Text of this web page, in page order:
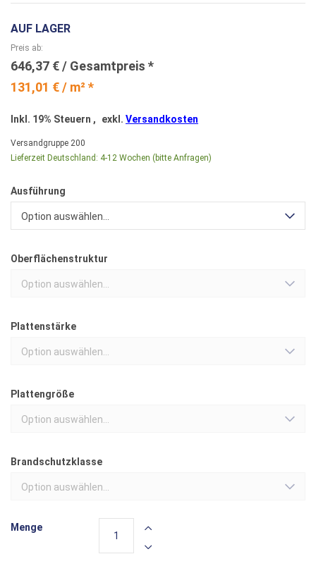
AUF LAGER
131,01 € / m² *
Preis ab
646,37 €
Inkl. 19% Steuern , exkl. Versandkosten
Versandgruppe 200
Lieferzeit Deutschland: 4-12 Wochen (bitte Anfragen)
Ausführung
Option auswählen...
Oberflächenstruktur
Option auswählen...
Plattenstärke
Option auswählen...
Plattengröße
Option auswählen...
Brandschutzklasse
Option auswählen...
Menge